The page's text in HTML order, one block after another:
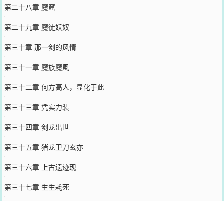
第二十八章 魔窟
第二十九章 魔徒妖奴
第三十章 那一剑的风情
第三十一章 魔族魔風
第三十二章 何方高人，显化于此
第三十三章 凭实力装
第三十四章 剑龙出世
第三十五章 猪龙卫刀玄亦
第三十六章 上古遗迹现
第三十七章 生生耗死